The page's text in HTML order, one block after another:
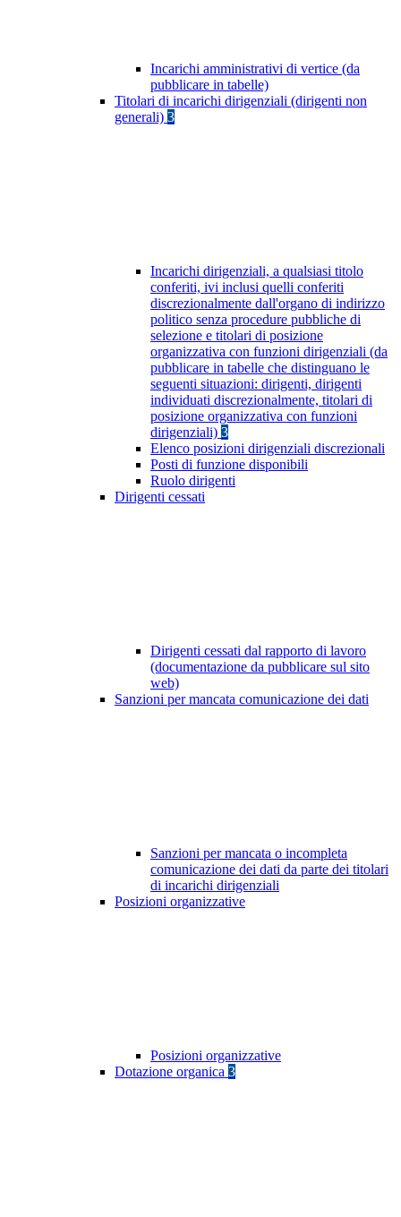
Incarichi amministrativi di vertice (da
pubblicare in tabelle)
Titolari di incarichi dirigenziali (dirigenti non
generali) 3
Incarichi dirigenziali, a qualsiasi titolo
conferiti, ivi inclusi quelli conferiti
discrezionalmente dall'organo di indirizzo
politico senza procedure pubbliche di
selezione e titolari di posizione
organizzativa con funzioni dirigenziali (da
pubblicare in tabelle che distinguano le
seguenti situazioni: dirigenti, dirigenti
individuati discrezionalmente, titolari di
posizione organizzativa con funzioni
dirigenziali) 3
Elenco posizioni dirigenziali discrezionali
Posti di funzione disponibili
Ruolo dirigenti
Dirigenti cessati
Dirigenti cessati dal rapporto di lavoro
(documentazione da pubblicare sul sito
web)
Sanzioni per mancata comunicazione dei dati
Sanzioni per mancata o incompleta
comunicazione dei dati da parte dei titolari
di incarichi dirigenziali
Posizioni organizzative
Posizioni organizzative
Dotazione organica 3